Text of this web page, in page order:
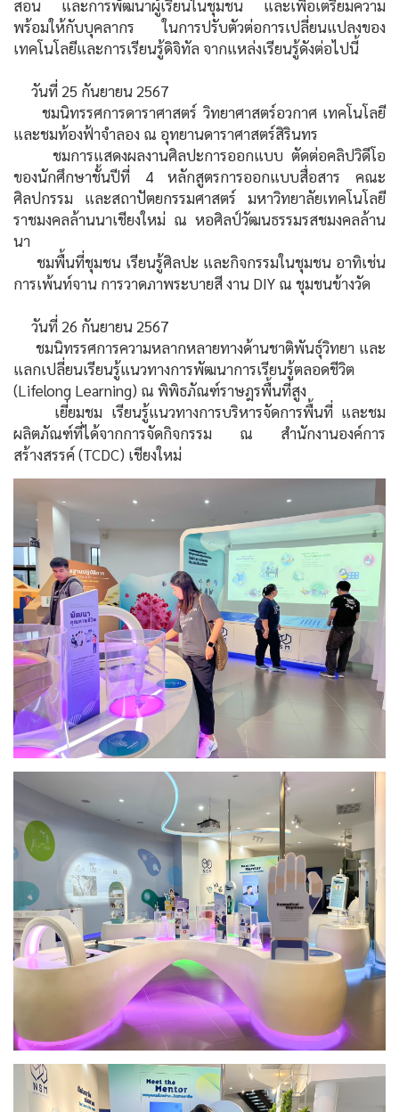
สอน และการพัฒนาผู้เรียนในชุมชน และเพื่อเตรียมความ
พร้อมให้กับบุคลากร ในการปรับตัวต่อการเปลี่ยนแปลงของ
เทคโนโลยีและการเรียนรู้ดิจิทัล จากแหล่งเรียนรู้ดังต่อไปนี้
วันที่ 25 กันยายน 2567
ชมนิทรรศการดาราศาสตร์ วิทยาศาสตร์อวกาศ เทคโนโลยี
และชมท้องฟ้าจำลอง ณ อุทยานดาราศาสตร์สิรินทร
ชมการแสดงผลงานศิลปะการออกแบบ ตัดต่อคลิปวิดีโอ
ของนักศึกษาชั้นปีที่ 4 หลักสูตรการออกแบบสื่อสาร คณะ
ศิลปกรรม และสถาปัตยกรรมศาสตร์ มหาวิทยาลัยเทคโนโลยี
ราชมงคลล้านนาเชียงใหม่ ณ หอศิลป์วัฒนธรรมรสชมงคลล้าน
นา
ชมพื้นที่ชุมชน เรียนรู้ศิลปะ และกิจกรรมในชุมชน อาทิเช่น
การเพ้นท์จาน การวาดภาพระบายสี งาน DIY ณ ชุมชนข้างวัด
วันที่ 26 กันยายน 2567
ชมนิทรรศการความหลากหลายทางด้านชาติพันธุ์วิทยา และ
แลกเปลี่ยนเรียนรู้แนวทางการพัฒนาการเรียนรู้ตลอดชีวิต
(Lifelong Learning) ณ พิพิธภัณฑ์ราษฎรพื้นที่สูง
เยี่ยมชม เรียนรู้แนวทางการบริหารจัดการพื้นที่ และชม
ผลิตภัณฑ์ที่ได้จากการจัดกิจกรรม ณ สำนักงานองค์การ
สร้างสรรค์ (TCDC) เชียงใหม่